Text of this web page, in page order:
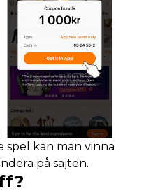
spel kan man vinna
på sajten.